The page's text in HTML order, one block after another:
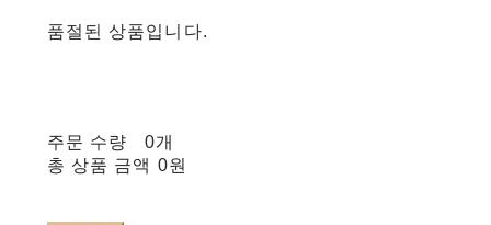
품절된 상품입니다.
주문 수량
0개
총 상품 금액 0원